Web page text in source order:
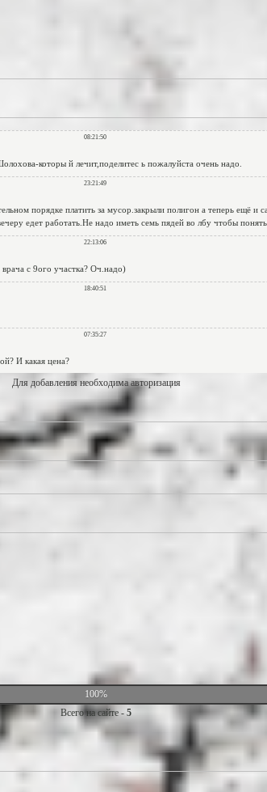
Для добавления необходима авторизация
100%
Всего на сайте - 5